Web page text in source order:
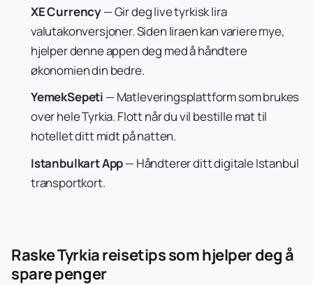
XE Currency— Gir deg live tyrkisk lira
valutakonversjoner. Siden liraen kan variere mye,
hjelper denne appen deg med å håndtere
økonomien din bedre.
YemekSepeti — Matleveringsplattform som brukes
over hele Tyrkia. Flott når du vil bestille mat til
hotellet ditt midt på natten.
Istanbulkart App— Håndterer ditt digitale Istanbul
transportkort.
Raske Tyrkia reisetips som hjelper deg å
spare penger